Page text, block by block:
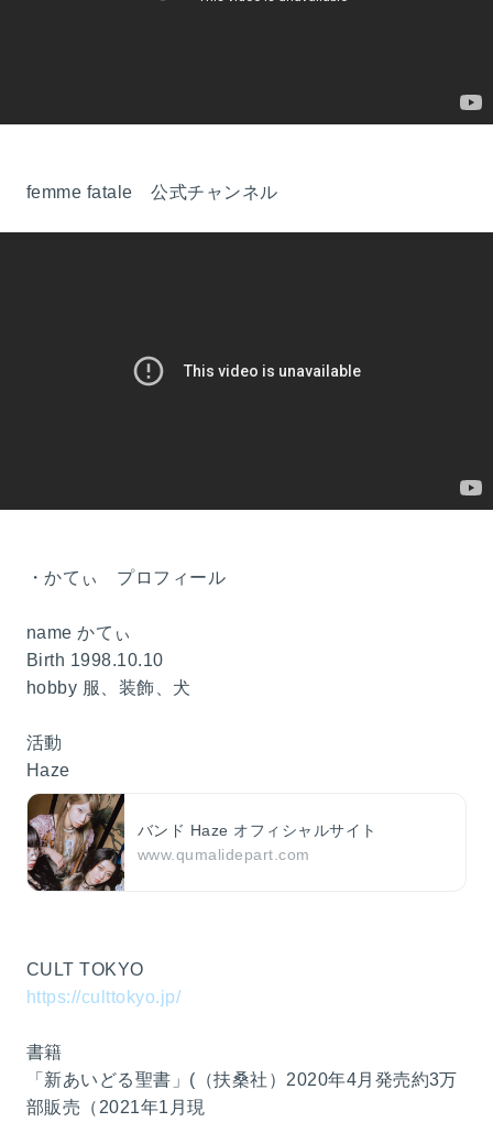
femme fatale 公式チャンネル
・かてぃ プロフィール
name かてぃ
Birth 1998.10.10
hobby 服、装飾、犬
活動
Haze
バンド Haze オフィシャルサイト
www.qumalidepart.com
CULT TOKYO
https://culttokyo.jp/
書籍
「新あいどる聖書」(（扶桑社）2020年4月発売約3万
部販売（2021年1月現